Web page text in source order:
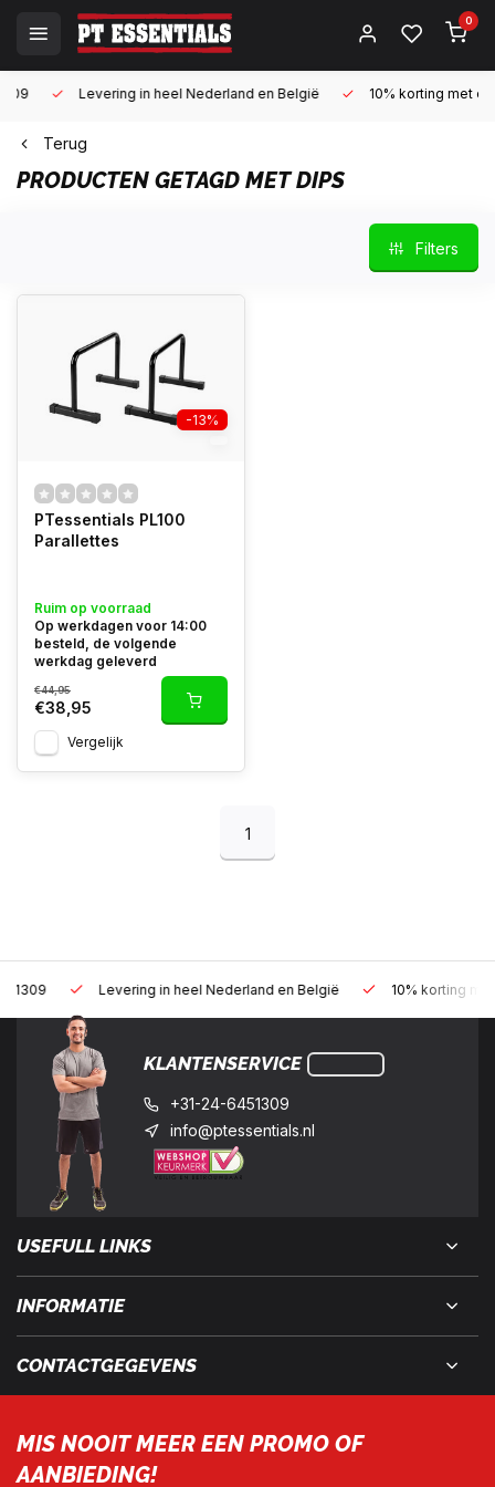
0
Levering in heel Nederland en België 10% korting met een
Terug
PRODUCTEN GETAGD MET DIPS
Filters
-13%
PTessentials PL100
Parallettes
Ruim op voorraad
Op werkdagen voor 14:00
besteld, de volgende
werkdag geleverd
€44,95
€38,95
Vergelijk
1
Levering in heel Nederland en België 10% korting met een
KLANTENSERVICE
+31-24-6451309
info@ptessentials.nl
USEFULL LINKS
INFORMATIE
CONTACTGEGEVENS
MIS NOOIT MEER EEN PROMO OF
AANBIEDING!